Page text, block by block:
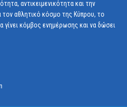
αντικειμενικότητα και την
αθλητικό κόσμο της Κύπρου, το
γίνει κόμβος ενημέρωσης και να δώσει